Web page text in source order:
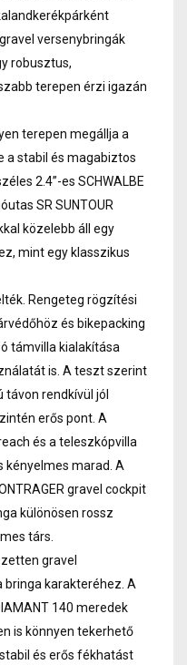
versenybringák
robusztus,
terepen érzi igazán
terepen megállja a
a stabil és magabiztos
2.4”-es SCHWALBE
SR SUNTOUR
közelebb áll egy
mint egy klasszikus
Rengeteg rögzítési
és bikepacking
támvilla kialakítása
is. A teszt szerint
rendkívül jól
erős pont. A
és a teleszkópvilla
kényelmes marad. A
gravel cockpit
különösen rossz
társ.
gravel
bringa karakteréhez. A
140 meredek
is könnyen tekerhető
és erős fékhatást